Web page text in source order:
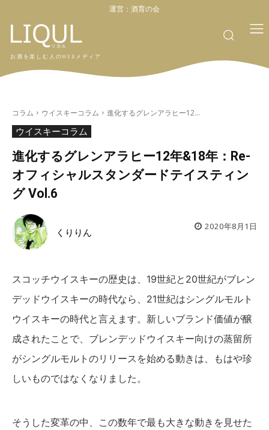
運営： 酒育の会
お酒を楽しむ人のWEBメディア
コラム ウイスキーコラム 進化するグレンアラヒー12...
ウイスキーコラム
進化するグレンアラヒー12年&18年：Re-
オフィシャルスタンダードテイスティン
グ Vol.6
くりりん 2020年8月1日
スコッチウイスキーの歴史は、19世紀と20世紀がブレン
デッドウイスキーの時代なら、21世紀はシングルモルト
ウイスキーの時代と言えます。新しいブランド価値が醸
成されたことで、ブレンデッドウイスキー向けの蒸留所
がシングルモルトのリリースを始める動きは、もはや珍
しいものではなくなりました。
そうした変革の中、この数年で最も大きな動きを見せた